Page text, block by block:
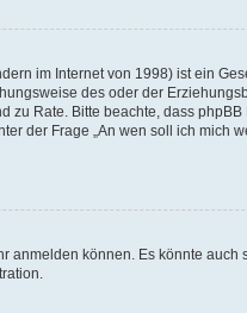
im Internet von 1998) ist ein
des oder der
Rate. Bitte beachte, dass
der Frage „An wen soll ich mich
anmelden können. Es könnte auch